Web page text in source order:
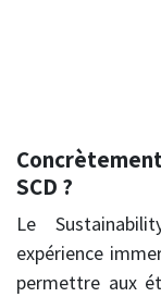
SCD ?
Le
expérience
permettre aux